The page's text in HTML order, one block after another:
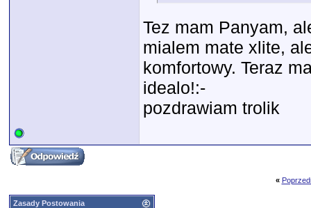
Tez mam Panyam,
mialem mate xlite,
komfortowy. Teraz
idealo!:-
pozdrawiam trolik
«
Zasady Postowania